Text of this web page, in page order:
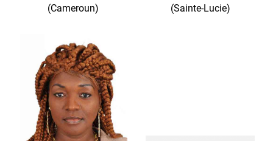
(Cameroun)
(Sainte-Lucie)